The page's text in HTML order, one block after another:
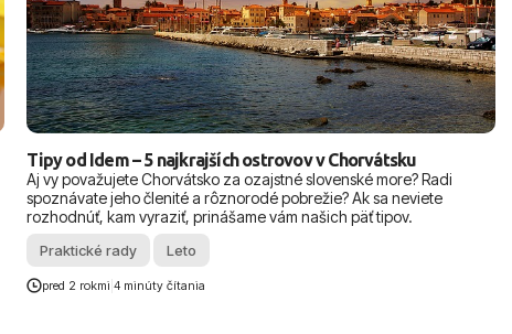
Tipy od Idem – 5 najkrajších ostrovov v Chorvátsku
Aj vy považujete Chorvátsko za ozajstné slovenské more? Radi
spoznávate jeho členité a rôznorodé pobrežie? Ak sa neviete
rozhodnúť, kam vyraziť, prinášame vám našich päť tipov.
Praktické rady Leto
pred 2 rokmi |4 minúty čítania